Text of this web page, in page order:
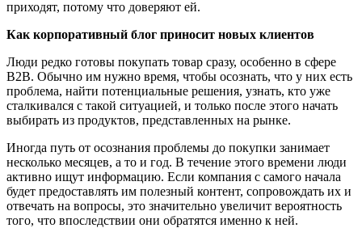
приходят, потому что доверяют ей.
Как корпоративный блог приносит новых клиентов
Люди редко готовы покупать товар сразу, особенно в сфере
B2B. Обычно им нужно время, чтобы осознать, что у них есть
проблема, найти потенциальные решения, узнать, кто уже
сталкивался с такой ситуацией, и только после этого начать
выбирать из продуктов, представленных на рынке.
Иногда путь от осознания проблемы до покупки занимает
несколько месяцев, а то и год. В течение этого времени люди
активно ищут информацию. Если компания с самого начала
будет предоставлять им полезный контент, сопровождать их и
отвечать на вопросы, это значительно увеличит вероятность
того, что впоследствии они обратятся именно к ней.